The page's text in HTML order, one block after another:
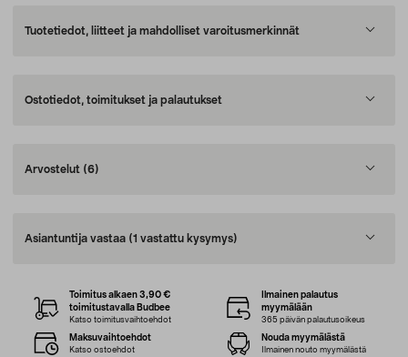
Tuotetiedot, liitteet ja mahdolliset varoitusmerkinnät
Ostotiedot, toimitukset ja palautukset
Arvostelut (6)
Asiantuntija vastaa (1 vastattu kysymys)
Toimitus alkaen 3,90 €
toimitustavalla Budbee
Katso toimitusvaihtoehdot
Ilmainen palautus
myymälään
365 päivän palautusoikeus
Maksuvaihtoehdot
Katso ostoehdot
Nouda myymälästä
Ilmainen nouto myymälästä